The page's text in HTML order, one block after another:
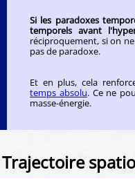
Si les paradoxes
temporels avant
réciproquement, si on
pas de paradoxe.
Et en plus, cela
temps absolu. Ce ne
masse-énergie.
Trajectoire